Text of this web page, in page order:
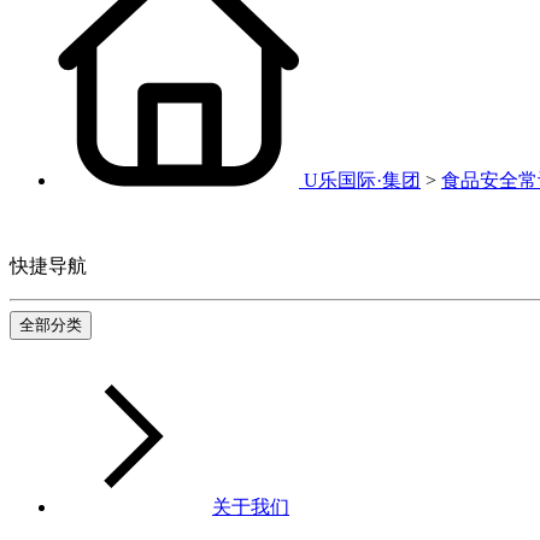
U乐国际·集团 > 食品安全
快捷导航
全部分类
关于我们